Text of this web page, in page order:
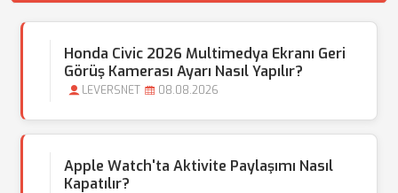
Honda Civic 2026 Multimedya Ekranı Geri
Görüş Kamerası Ayarı Nasıl Yapılır?
LEVERSNET 08.08.2026
Apple Watch'ta Aktivite Paylaşımı Nasıl
Kapatılır?